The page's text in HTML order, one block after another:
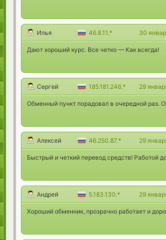
Илья 46.8.11.* 30
Дают хороший курс. Все четко — Как всегда!
Сергей 185.181.246.* 29
Обменный пункт порадовал в очередной раз.
Алексей 46.250.87.* 29
Быстрый и четкий перевод средств! Работой
Андрей 5.183.130.* 29
Хороший обменник, прозрачно работает и